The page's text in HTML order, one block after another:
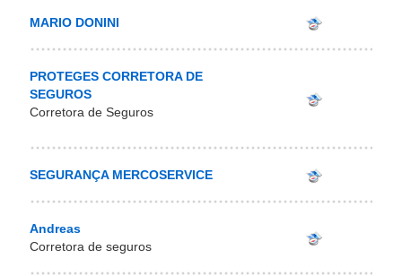
MARIO DONINI
PROTEGES CORRETORA DE
SEGUROS
Corretora de Seguros
SEGURANÇA MERCOSERVICE
Andreas
Corretora de seguros